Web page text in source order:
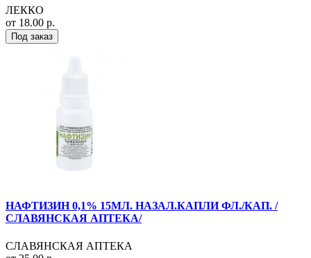
ЛЕККО
от 18.00 р.
Под заказ
НАФТИЗИН 0,1% 15МЛ. НАЗАЛ.КАПЛИ ФЛ./КАП. /
СЛАВЯНСКАЯ АПТЕКА/
СЛАВЯНСКАЯ АПТЕКА